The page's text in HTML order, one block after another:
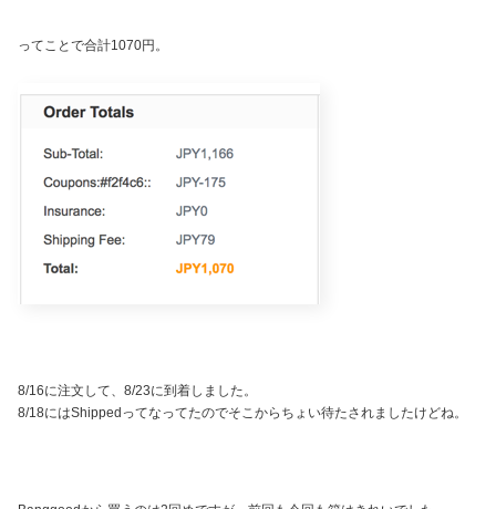
ってことで合計1070円。
8/16に注文して、8/23に到着しました。
8/18にはShippedってなってたのでそこからちょい待たされましたけどね。